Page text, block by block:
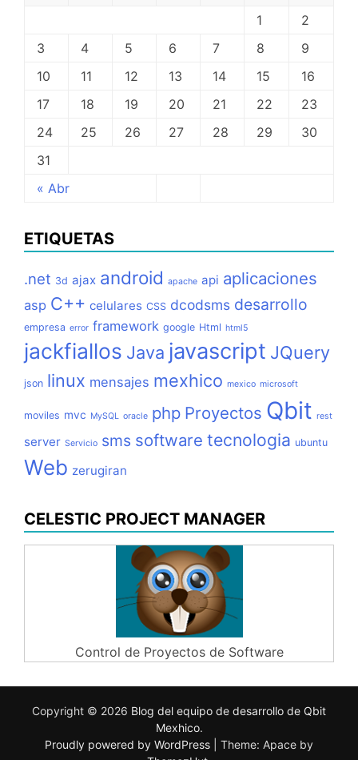
« Abr
1
2
3
4 5 6 7 8
9
10
11 12 13 14 15
16
17
18 19 20 21 22
23
24
25 26 27 28 29
30
31
ETIQUETAS
.net 3d ajax android apache api aplicaciones
asp C++ celulares CSS dcodsms desarrollo
empresa error framework google Html html5
jackfiallos Java javascript JQuery
json linux mensajes mexhico mexico microsoft
moviles mvc MySQL oracle php Proyectos Qbit rest
server Servicio sms software tecnologia ubuntu
Web zerugiran
CELESTIC PROJECT MANAGER
Control de Proyectos de Software
Copyright © 2026 Blog del equipo de desarrollo de Qbit
Mexhico.
Proudly powered by WordPress
Theme: Apace by